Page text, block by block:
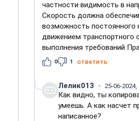
частности видимость в
Скорость должна
возможность постоянного
движением транспортного
выполнения требований
0 1 ответить
Лелик013 25-06-2024,
Как видно, ты
умеешь. А как насчет
написанное?